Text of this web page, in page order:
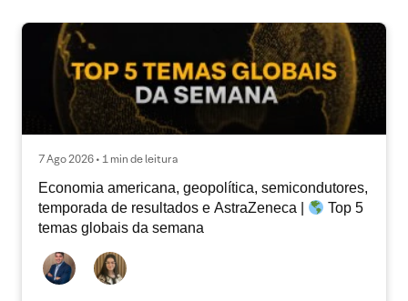
7 Ago 2026 • 1 min de leitura
Economia americana, geopolítica, semicondutores,
temporada de resultados e AstraZeneca |
Top 5
temas globais da semana